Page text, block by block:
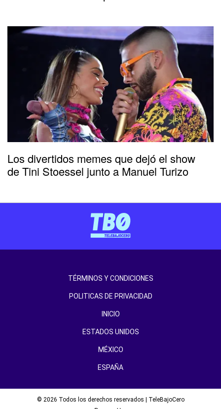
Los divertidos memes que dejó el show
de Tini Stoessel junto a Manuel Turizo
TÉRMINOS Y CONDICIONES
POLITICAS DE PRIVACIDAD
INICIO
ESTADOS UNIDOS
MÉXICO
ESPAÑA
© 2026 Todos los derechos reservados | TeleBajoCero